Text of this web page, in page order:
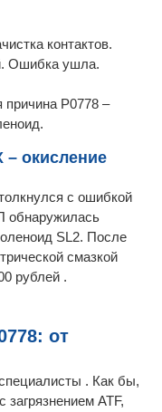
контактов.
Ошибка ушла.
причина P0778 –
– окисление
с ошибкой
обнаружилась
SL2. После
смазкой
рублей .
от
. Как бы,
ATF,